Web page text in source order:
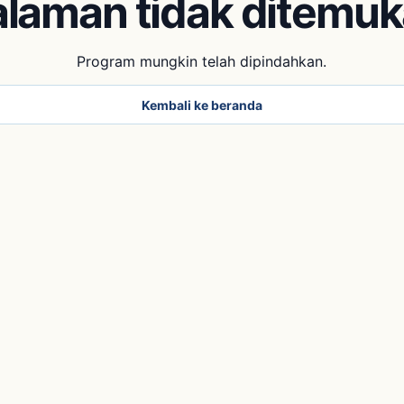
tidak
Program mungkin telah dipindahkan.
Kembali ke beranda